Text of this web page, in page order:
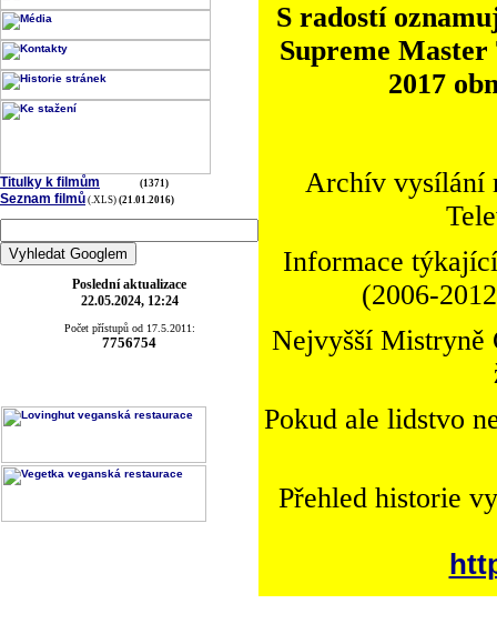
Titulky k filmům (1371)
Seznam filmů (.XLS) (21.01.2016)
Poslední aktualizace
22.05.2024, 12:24
Počet přístupů od 17.5.2011:
7756754
S radostí
Supreme
2017
Archív vysílání
Informace
(2006-
Nejvyšší Mistryně
Pokud ale lidstvo
Přehled historie